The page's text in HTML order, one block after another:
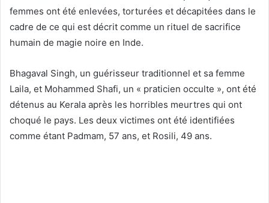
femmes ont été enlevées, torturées et décapitées dans le
cadre de ce qui est décrit comme un rituel de sacrifice
humain de magie noire en Inde.
Bhagaval Singh, un guérisseur traditionnel et sa femme
Laila, et Mohammed Shafi, un « praticien occulte », ont été
détenus au Kerala après les horribles meurtres qui ont
choqué le pays. Les deux victimes ont été identifiées
comme étant Padmam, 57 ans, et Rosili, 49 ans.